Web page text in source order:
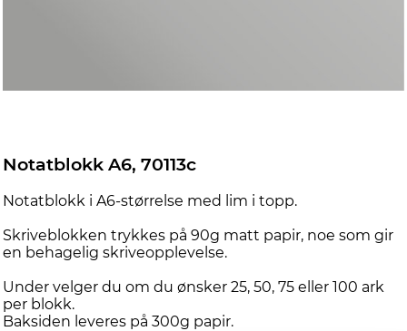
Notatblokk A6, 70113c
Notatblokk i A6-størrelse med lim i topp.
Skriveblokken trykkes på 90g matt papir, noe som gir
en behagelig skriveopplevelse.
Under velger du om du ønsker 25, 50, 75 eller 100 ark
per blokk.
Baksiden leveres på 300g papir.